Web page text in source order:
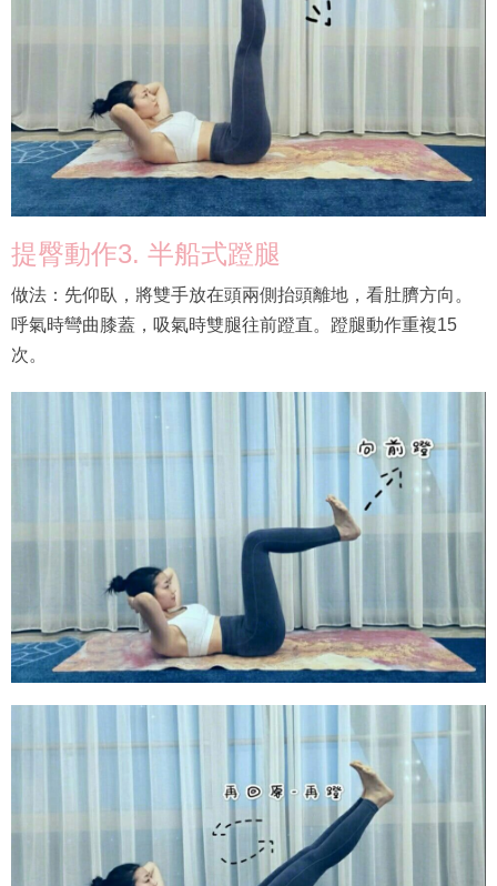
提臀動作3. 半船式蹬腿
做法：先仰臥，將雙手放在頭兩側抬頭離地，看肚臍方向。
呼氣時彎曲膝蓋，吸氣時雙腿往前蹬直。蹬腿動作重複15
次。